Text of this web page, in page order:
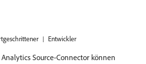
Entwickler
Source-Connector können